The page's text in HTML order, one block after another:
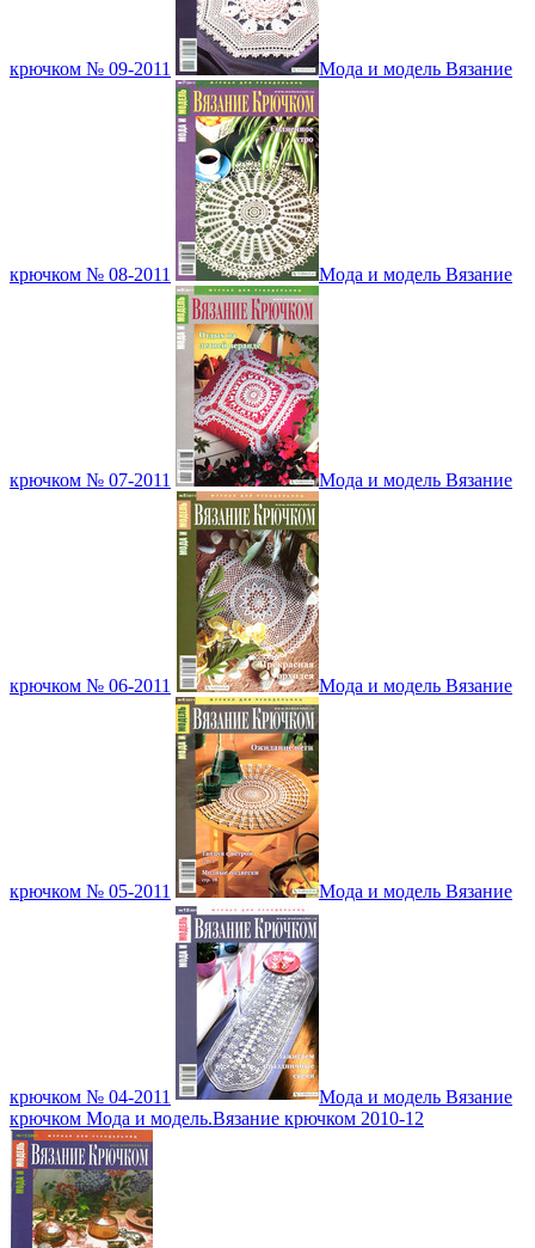
крючком № 09-2011 Мода и модель Вязание
крючком № 08-2011 Мода и модель Вязание
крючком № 07-2011 Мода и модель Вязание
крючком № 06-2011 Мода и модель Вязание
крючком № 05-2011 Мода и модель Вязание
крючком № 04-2011
Мода и модель Вязание
крючком Мода и модель.Вязание крючком 2010-12